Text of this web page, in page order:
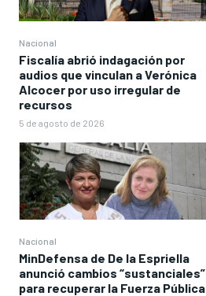
Nacional
Fiscalía abrió indagación por
audios que vinculan a Verónica
Alcocer por uso irregular de
recursos
5 de agosto de 2026
Nacional
MinDefensa de De la Espriella
anunció cambios “sustanciales”
para recuperar la Fuerza Pública